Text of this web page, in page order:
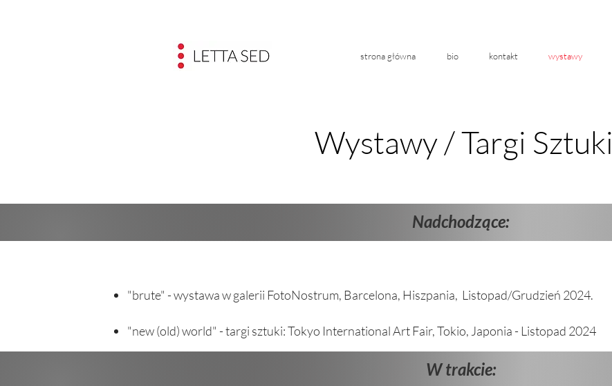
strona główna bio kontakt wystawy
Wystawy / Targi Sztuki
Wystawy / Targi Sztuki
Nadchodzące:
"brute" - wystawa w galerii FotoNostrum, Barcelona, Hiszpania, Listopad/Grudzień 2024.
"new (old) world" - targi sztuki: Tokyo ​International Art Fair, Tokio, Japonia - Listopad 2024
W trakcie: